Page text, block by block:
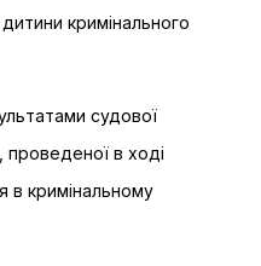
кримінального
судової
проведеної в ході
в кримінальному